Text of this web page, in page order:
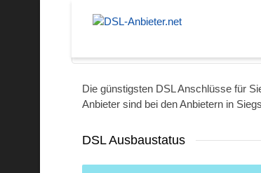
Die günstigsten DSL Anschlüsse für
Anbieter sind bei den Anbietern in
DSL Ausbaustatus